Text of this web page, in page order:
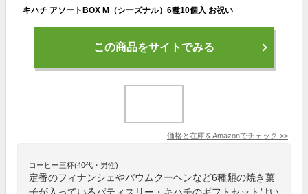
キハチ アソートBOX M（シーズナル）6種10個入 お祝い
この商品をサイトでみる
価格と在庫をAmazonでチェック >>
コーヒー三杯(40代・男性)
定番のフィナンシェやバウムクーヘンなど6種類の焼き菓